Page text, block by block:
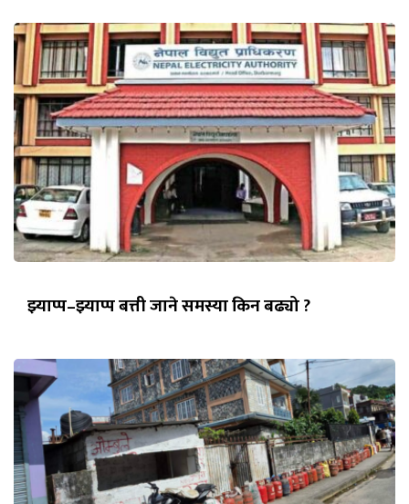
झ्याप्प–झ्याप्प बत्ती जाने समस्या किन बढ्यो ?